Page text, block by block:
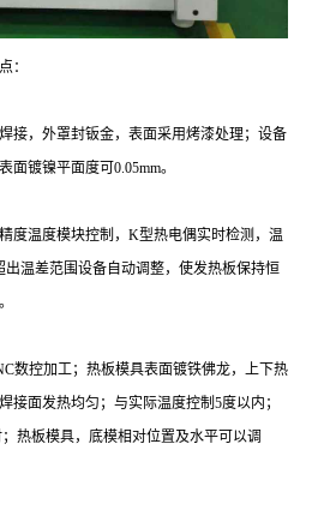
：
接，外罩封钣金，表面采用烤漆处理；设备
面镀镍平面度可0.05mm。
度温度模块控制，K型热电偶实时检测，温
出温差范围设备自动调整，使发热板保持恒
数控加工；热板模具表面镀铁佛龙，上下热
接面发热均匀；与实际温度控制5度以内；
热板模具，底模相对位置及水平可以调